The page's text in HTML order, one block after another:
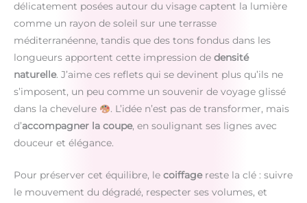
délicatement posées autour du visage captent la lumière
comme un rayon de soleil sur une terrasse
méditerranéenne, tandis que des tons fondus dans les
longueurs apportent cette impression de densité
naturelle. J’aime ces reflets qui se devinent plus qu’ils ne
s’imposent, un peu comme un souvenir de voyage glissé
dans la chevelure
. L’idée n’est pas de transformer, mais
d’accompagner la coupe, en soulignant ses lignes avec
douceur et élégance.
Pour préserver cet équilibre, le coiffagereste la clé : suivre
le mouvement du dégradé, respecter ses volumes, et